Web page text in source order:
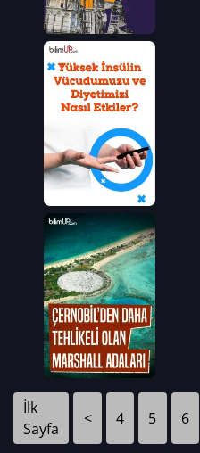
İlk
Sayfa
< 4 5 6